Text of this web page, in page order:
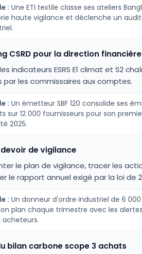
: Une ETI textile classe ses ateliers
haute vigilance et déclenche un
CSRD pour la direction financière
indicateurs ESRS E1 climat et S2
les commissaires aux comptes.
: Un émetteur SBF 120 consolide ses
sur 12 000 fournisseurs pour son
2025.
de vigilance
le plan de vigilance, tracer les
le rapport annuel exigé par la loi de
: Un donneur d'ordre industriel de 6
plan chaque trimestre avec les
acheteurs.
bilan carbone scope 3 achats